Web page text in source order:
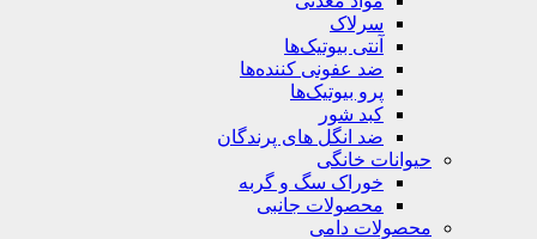
سرلاک
آنتی بیوتیک‌ها
ضد عفونی کننده‌ها
پرو بیوتیک‌ها
کبد شور
ضد انگل های پرندگان
حیوانات خانگی
خوراک سگ و گربه
محصولات جانبی
محصولات دامی